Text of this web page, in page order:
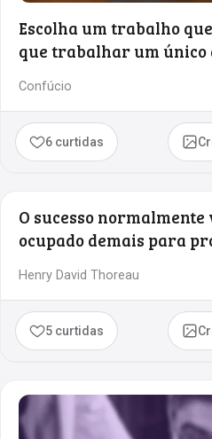
Escolha um trabalho
que trabalhar um único
Confúcio
6 curtidas
O sucesso
ocupado demais para
Henry David Thoreau
5 curtidas